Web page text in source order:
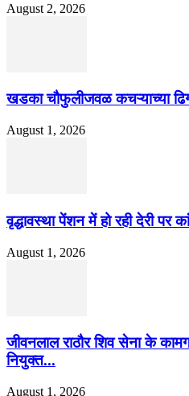
August 2, 2026
खडका चौफुलीजवळ कचऱ्याच्या
August 1, 2026
वृद्धावस्था पेंशन में हो रही देरी पर
August 1, 2026
जीवनलाल राठौर शिव सेना के
नियुक्त...
August 1, 2026